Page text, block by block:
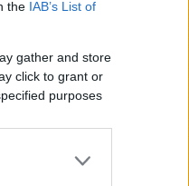
the IAB’s List of
gather and store
click to grant or
purposes
Mint ismeretes,